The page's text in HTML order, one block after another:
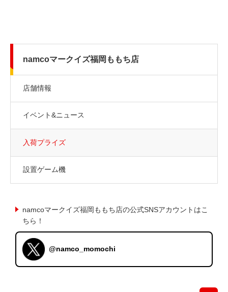
namcoマークイズ福岡ももち店
店舗情報
イベント&ニュース
入荷プライズ
設置ゲーム機
namcoマークイズ福岡ももち店の公式SNSアカウントはこ
ちら！
@namco_momochi